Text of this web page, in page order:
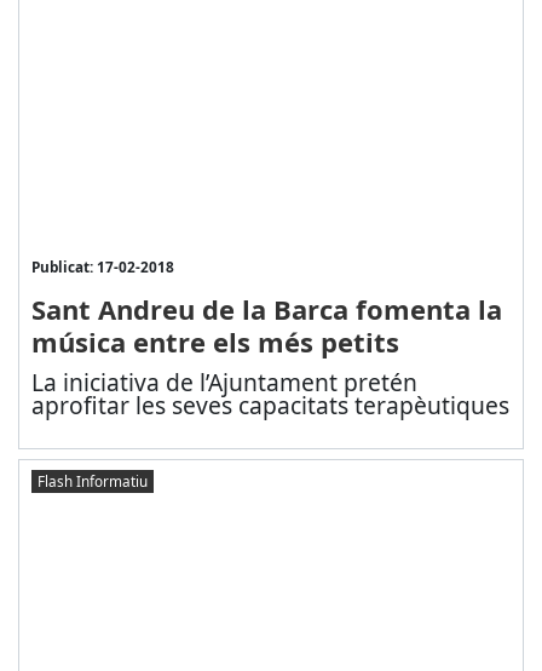
Publicat: 17-02-2018
Sant Andreu de la Barca fomenta la
música entre els més petits
La iniciativa de l’Ajuntament pretén
aprofitar les seves capacitats terapèutiques
Flash Informatiu